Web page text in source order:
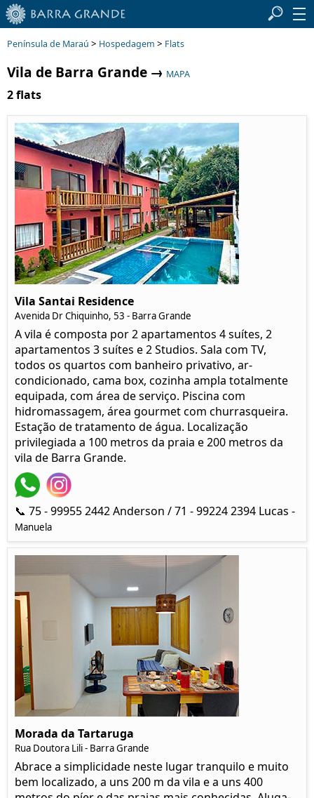
Península de Maraú > Hospedagem > Flats
Vila de Barra Grande → MAPA
2 flats
Vila Santai Residence
Avenida Dr Chiquinho, 53 - Barra Grande
A vila é composta por 2 apartamentos 4 suítes, 2
apartamentos 3 suítes e 2 Studios. Sala com TV,
todos os quartos com banheiro privativo, ar-
condicionado, cama box, cozinha ampla totalmente
equipada, com área de serviço. Piscina com
hidromassagem, área gourmet com churrasqueira.
Estação de tratamento de água. Localização
privilegiada a 100 metros da praia e 200 metros da
vila de Barra Grande.
📞 75 - 99955 2442 Anderson / 71 - 99224 2394 Lucas -
Manuela
Morada da Tartaruga
Rua Doutora Lili - Barra Grande
Abrace a simplicidade neste lugar tranquilo e muito
bem localizado, a uns 200 m da vila e a uns 400